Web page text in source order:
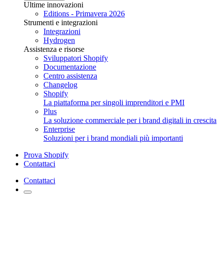
Ultime innovazioni
Editions - Primavera 2026
Strumenti e integrazioni
Integrazioni
Hydrogen
Assistenza e risorse
Sviluppatori Shopify
Documentazione
Centro assistenza
Changelog
Shopify
La piattaforma per singoli imprenditori e PMI
Plus
La soluzione commerciale per i brand digitali in crescita
Enterprise
Soluzioni per i brand mondiali più importanti
Prova Shopify
Contattaci
Contattaci